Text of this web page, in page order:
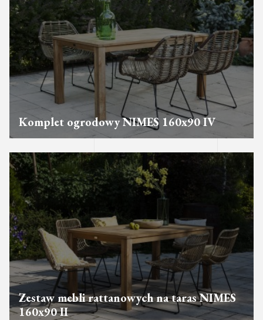
Komplet ogrodowy NIMES 160x90 IV
Zestaw mebli rattanowych na taras NIMES
160x90 II